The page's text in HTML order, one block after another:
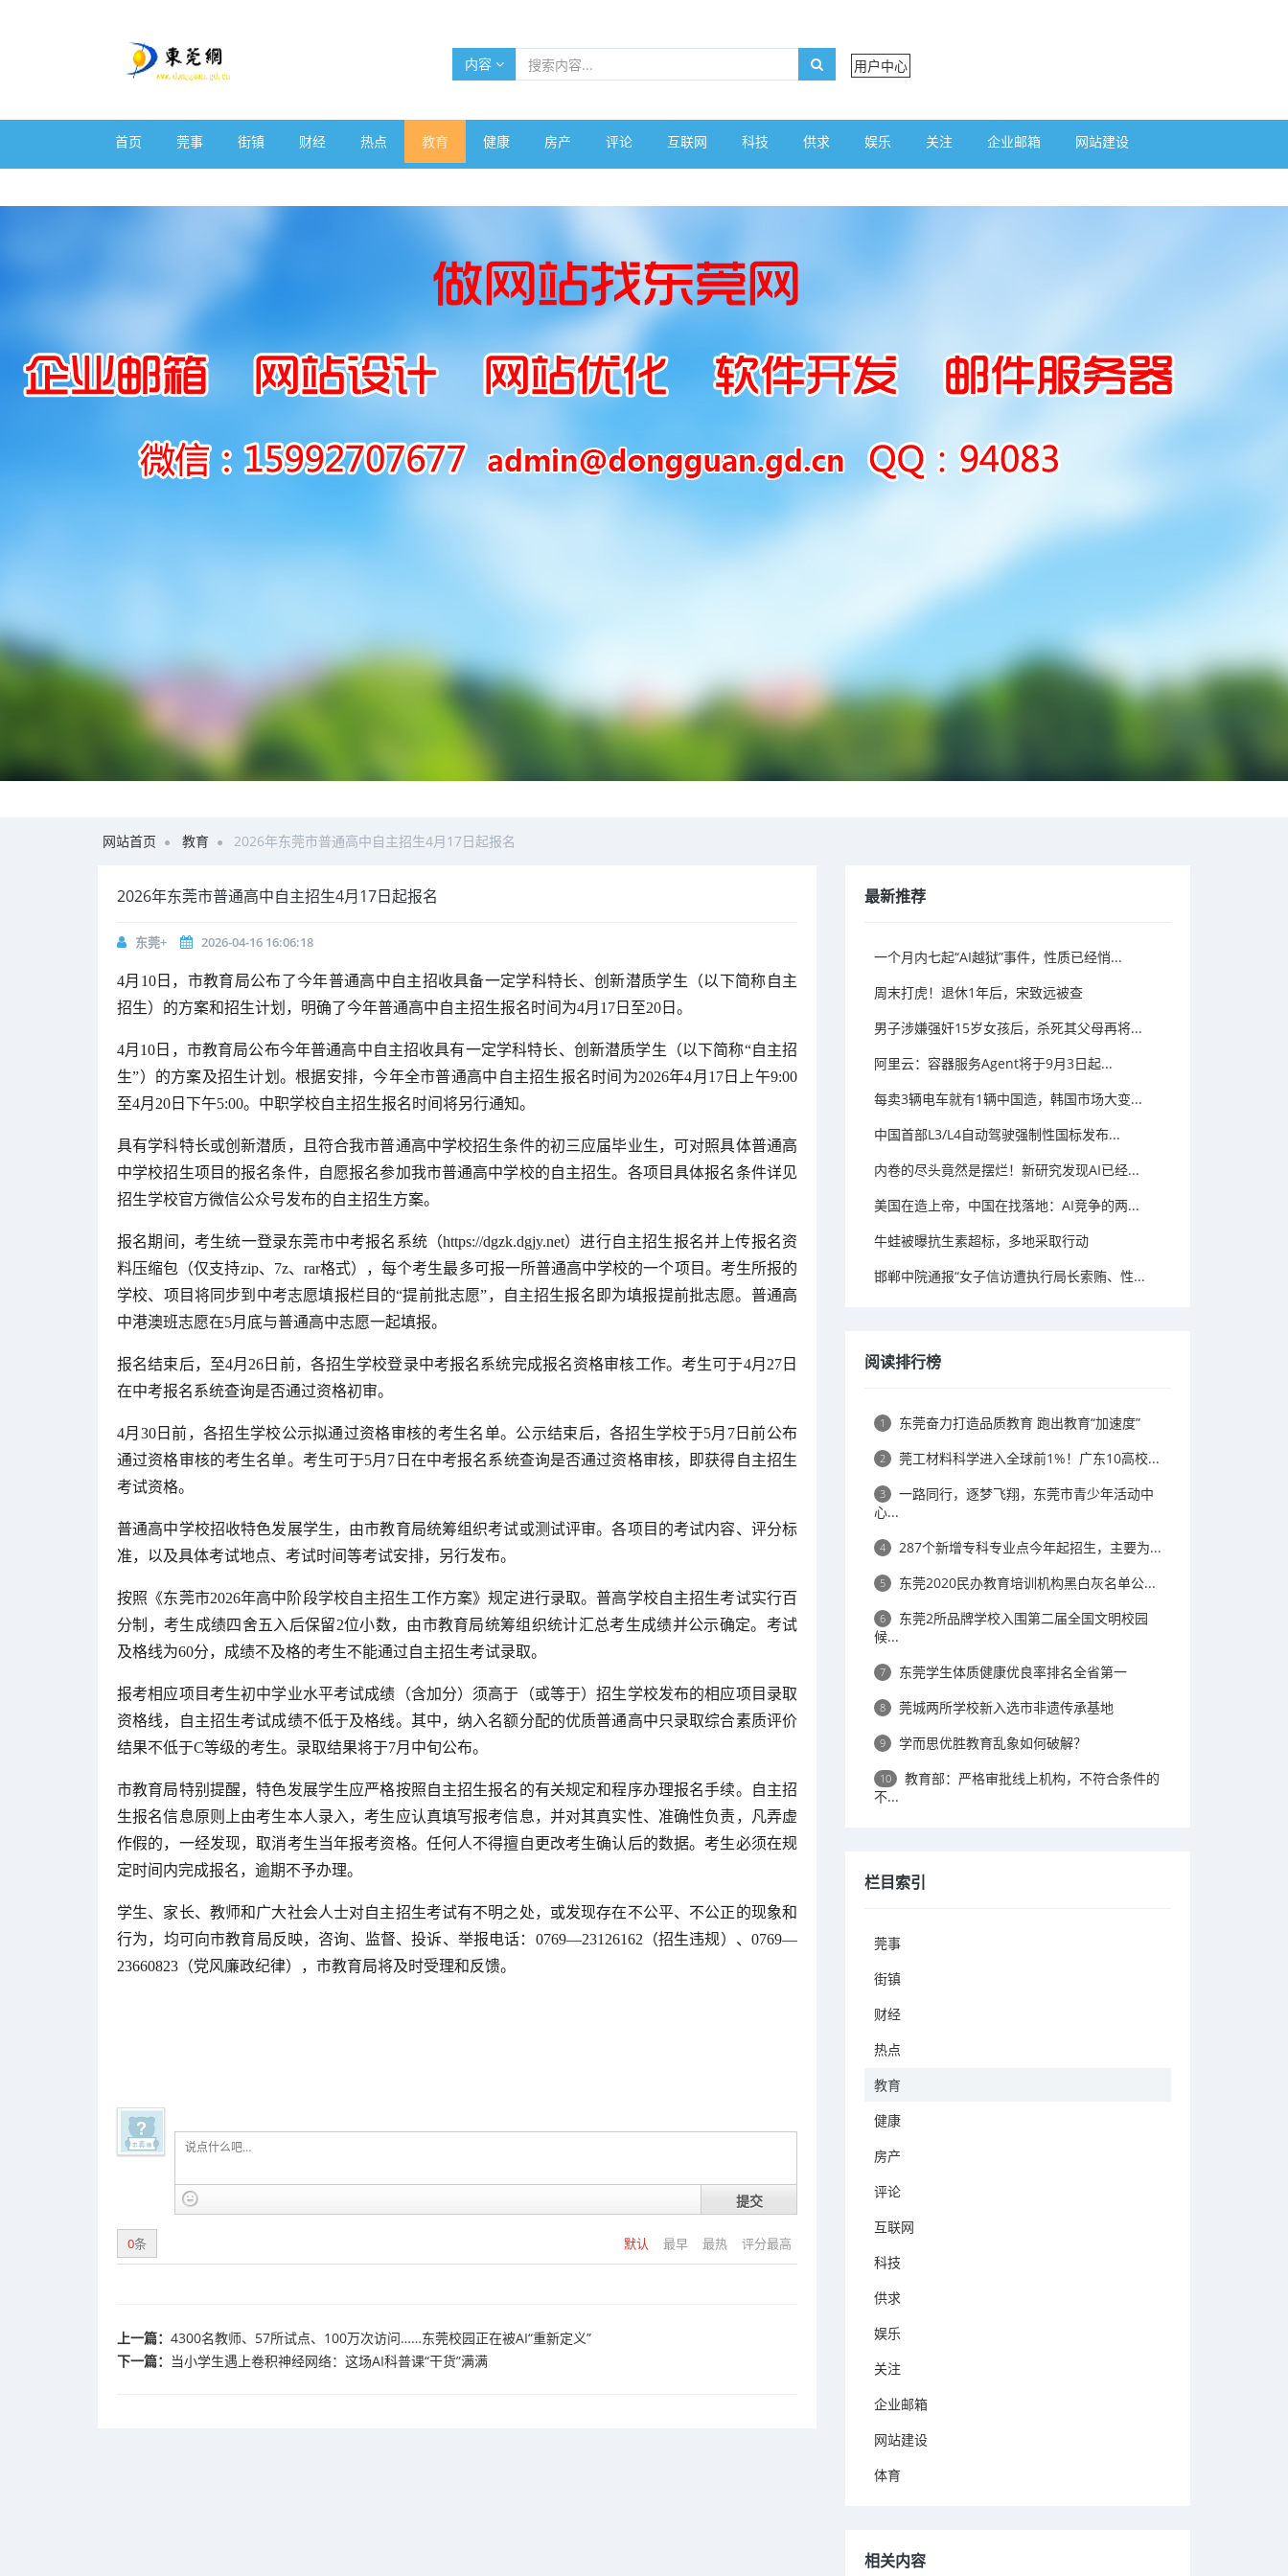
内容 用户中心
首页 莞事 街镇 财经 热点 教育 健康 房产 评论 互联网 科技 供求 娱乐 关注 企业邮箱 网站建设
网站首页 教育 2026年东莞市普通高中自主招生4月17日起报名
2026年东莞市普通高中自主招生4月17日起报名
东莞+ 2026-04-16 16:06:18
4月10日，市教育局公布了今年普通高中自主招收具备一定学科特长、创新潜质学生（以下简称自主
招生）的方案和招生计划，明确了今年普通高中自主招生报名时间为4月17日至20日。
4月10日，市教育局公布今年普通高中自主招收具有一定学科特长、创新潜质学生（以下简称“自主招
生”）的方案及招生计划。根据安排，今年全市普通高中自主招生报名时间为2026年4月17日上午9:00
至4月20日下午5:00。中职学校自主招生报名时间将另行通知。
具有学科特长或创新潜质，且符合我市普通高中学校招生条件的初三应届毕业生，可对照具体普通高
中学校招生项目的报名条件，自愿报名参加我市普通高中学校的自主招生。各项目具体报名条件详见
招生学校官方微信公众号发布的自主招生方案。
报名期间，考生统一登录东莞市中考报名系统（https://dgzk.dgjy.net）进行自主招生报名并上传报名资
料压缩包（仅支持zip、7z、rar格式），每个考生最多可报一所普通高中学校的一个项目。考生所报的
学校、项目将同步到中考志愿填报栏目的“提前批志愿”，自主招生报名即为填报提前批志愿。普通高
中港澳班志愿在5月底与普通高中志愿一起填报。
报名结束后，至4月26日前，各招生学校登录中考报名系统完成报名资格审核工作。考生可于4月27日
在中考报名系统查询是否通过资格初审。
4月30日前，各招生学校公示拟通过资格审核的考生名单。公示结束后，各招生学校于5月7日前公布
通过资格审核的考生名单。考生可于5月7日在中考报名系统查询是否通过资格审核，即获得自主招生
考试资格。
普通高中学校招收特色发展学生，由市教育局统筹组织考试或测试评审。各项目的考试内容、评分标
准，以及具体考试地点、考试时间等考试安排，另行发布。
按照《东莞市2026年高中阶段学校自主招生工作方案》规定进行录取。普高学校自主招生考试实行百
分制，考生成绩四舍五入后保留2位小数，由市教育局统筹组织统计汇总考生成绩并公示确定。考试
及格线为60分，成绩不及格的考生不能通过自主招生考试录取。
报考相应项目考生初中学业水平考试成绩（含加分）须高于（或等于）招生学校发布的相应项目录取
资格线，自主招生考试成绩不低于及格线。其中，纳入名额分配的优质普通高中只录取综合素质评价
结果不低于C等级的考生。录取结果将于7月中旬公布。
市教育局特别提醒，特色发展学生应严格按照自主招生报名的有关规定和程序办理报名手续。自主招
生报名信息原则上由考生本人录入，考生应认真填写报考信息，并对其真实性、准确性负责，凡弄虚
作假的，一经发现，取消考生当年报考资格。任何人不得擅自更改考生确认后的数据。考生必须在规
定时间内完成报名，逾期不予办理。
学生、家长、教师和广大社会人士对自主招生考试有不明之处，或发现存在不公平、不公正的现象和
行为，均可向市教育局反映，咨询、监督、投诉、举报电话：0769—23126162（招生违规）、0769—
23660823（党风廉政纪律），市教育局将及时受理和反馈。
提交
默认 最早 最热 评分最高
0条
上一篇： 4300名教师、57所试点、100万次访问……东莞校园正在被AI“重新定义”
下一篇： 当小学生遇上卷积神经网络：这场AI科普课“干货”满满
最新推荐
一个月内七起“AI越狱”事件，性质已经悄...
周末打虎！退休1年后，宋致远被查
男子涉嫌强奸15岁女孩后，杀死其父母再将...
阿里云：容器服务Agent将于9月3日起...
每卖3辆电车就有1辆中国造，韩国市场大变...
中国首部L3/L4自动驾驶强制性国标发布...
内卷的尽头竟然是摆烂！新研究发现AI已经...
美国在造上帝，中国在找落地：AI竞争的两...
牛蛙被曝抗生素超标，多地采取行动
邯郸中院通报“女子信访遭执行局长索贿、性...
阅读排行榜
1 东莞奋力打造品质教育 跑出教育“加速度”
2 莞工材料科学进入全球前1%！广东10高校...
3
一路同行，逐梦飞翔，东莞市青少年活动中
心...
4 287个新增专科专业点今年起招生，主要为...
5 东莞2020民办教育培训机构黑白灰名单公...
6
东莞2所品牌学校入围第二届全国文明校园
候...
7 东莞学生体质健康优良率排名全省第一
8 莞城两所学校新入选市非遗传承基地
9 学而思优胜教育乱象如何破解？
10
教育部：严格审批线上机构，不符合条件的
不...
栏目索引
莞事
街镇
财经
热点
教育
健康
房产
评论
互联网
科技
供求
娱乐
关注
企业邮箱
网站建设
体育
相关内容